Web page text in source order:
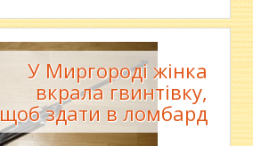
У Миргороді жінка
вкрала гвинтівку,
щоб здати в ломбард